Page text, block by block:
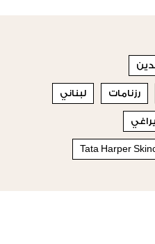
رزنامات لبناني
Tata Harper